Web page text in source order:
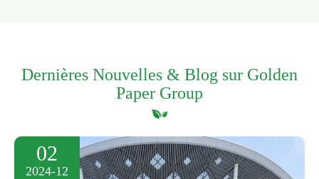
Dernières Nouvelles & Blog sur Golden
Paper Group
02
2024-12